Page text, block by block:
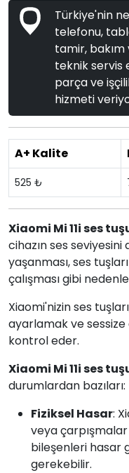
Türkiye'nin
telefonu,
tamir, bakım
teknik servis
parça ve
hizmeti
A+ Kalite
525 ₺
Xiaomi Mi 11i ses
cihazın ses
yaşanması, ses
çalışması gibi
Xiaomi'nizin ses
ayarlamak ve
kontrol eder.
Xiaomi Mi 11i ses
durumlardan bazıları:
Fiziksel Hasar:
veya
bileşenleri hasar
gerekebilir.